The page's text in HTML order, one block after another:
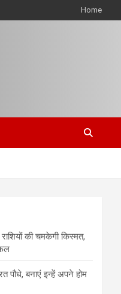
Home
की चमकेगी किस्मत,
पौधे, बनाएं इन्‍हें अपने होम